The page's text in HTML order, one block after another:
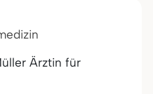
Ärztin für